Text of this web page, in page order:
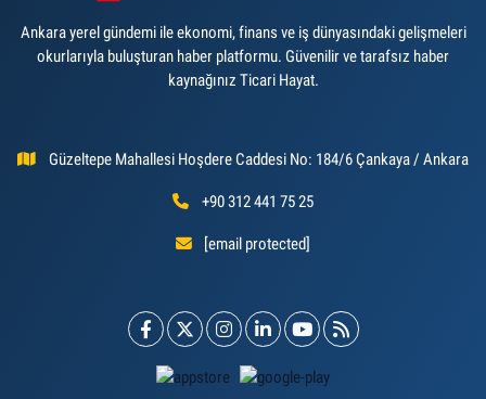
Ankara yerel gündemi ile ekonomi, finans ve iş dünyasındaki gelişmeleri
okurlarıyla buluşturan haber platformu. Güvenilir ve tarafsız haber
kaynağınız Ticari Hayat.
Güzeltepe Mahallesi Hoşdere Caddesi No: 184/6 Çankaya / Ankara
+90 312 441 75 25
[email protected]